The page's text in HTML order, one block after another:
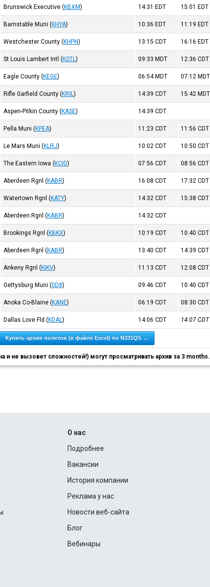
Brunswick Executive (KBXM) 14:31 EDT 15:01 EDT
Barnstable Muni (KHYA) 10:36 EDT 11:19 EDT
Westchester County (KHPN) 13:15CDT 16:16 EDT
St Louis Lambert Intl (KSTL) 09:33 MDT 12:36CDT
Eagle County (KEGE) 06:54 MDT 07:12 MDT
Rifle Garfield County (KRIL) 14:39CDT 15:42 MDT
Aspen-Pitkin County (KASE) 14:39CDT
Pella Muni (KPEA) 11:23CDT 11:56CDT
Le Mars Muni (KLRJ) 10:02CDT 10:50CDT
The Eastern Iowa (KCID) 07:56CDT 08:56CDT
Aberdeen Rgnl (KABR) 16:08CDT 17:32CDT
Watertown Rgnl (KATY) 14:32CDT 15:38CDT
Aberdeen Rgnl (KABR) 14:32CDT
Brookings Rgnl (KBKX) 10:19CDT 10:40CDT
Aberdeen Rgnl (KABR) 13:40CDT 14:39CDT
Ankeny Rgnl (KIKV) 11:13CDT 12:08CDT
Gettysburg Muni (0D8) 09:46CDT 10:40CDT
Anoka Co-Blaine (KANE) 06:19CDT 08:30CDT
Dallas Love Fld (KDAL) 14:06CDT 14:07CDT
Купить архив полетов (в файле Excel) по N331QS →
и не вызовет сложностей!) могут просматривать архив за 3 months.
О нас
Подробнее
Вакансии
История компании
Реклама у нас
Новости веб-сайта
Блог
Вебинары